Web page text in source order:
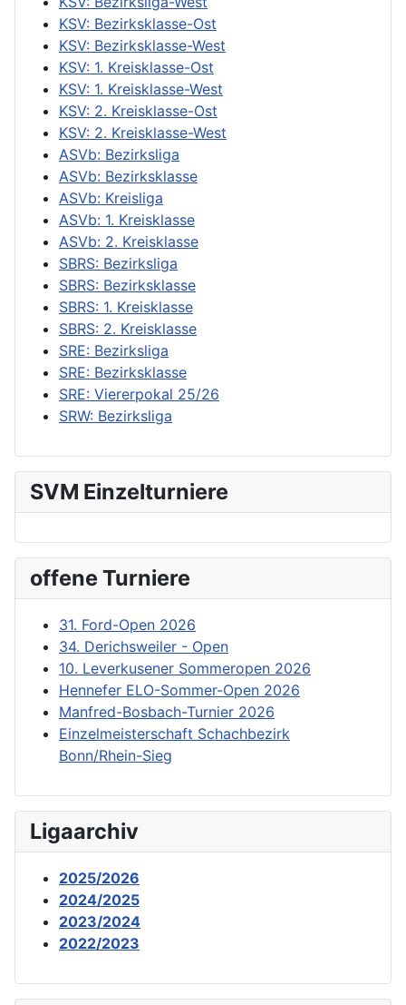
KSV: Bezirksklasse-Ost
KSV: Bezirksklasse-West
KSV: 1. Kreisklasse-Ost
KSV: 1. Kreisklasse-West
KSV: 2. Kreisklasse-Ost
KSV: 2. Kreisklasse-West
ASVb: Bezirksliga
ASVb: Bezirksklasse
ASVb: Kreisliga
ASVb: 1. Kreisklasse
ASVb: 2. Kreisklasse
SBRS: Bezirksliga
SBRS: Bezirksklasse
SBRS: 1. Kreisklasse
SBRS: 2. Kreisklasse
SRE: Bezirksliga
SRE: Bezirksklasse
SRE: Viererpokal 25/26
SRW: Bezirksliga
SVM Einzelturniere
offene Turniere
31. Ford-Open 2026
34. Derichsweiler - Open
10. Leverkusener Sommeropen 2026
Hennefer ELO-Sommer-Open 2026
Manfred-Bosbach-Turnier 2026
Einzelmeisterschaft Schachbezirk
Bonn/Rhein-Sieg
Ligaarchiv
2025/2026
2024/2025
2023/2024
2022/2023